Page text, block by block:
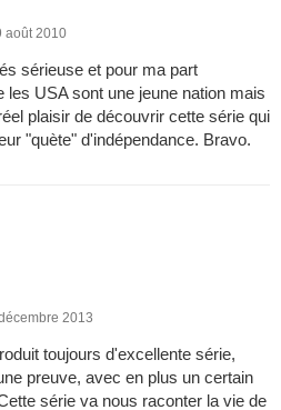
août 2010
sérieuse et pour ma part
les USA sont une jeune nation mais
plaisir de découvrir cette série qui
"quète" d'indépendance. Bravo.
2013
toujours d'excellente série,
preuve, avec en plus un certain
série va nous raconter la vie de